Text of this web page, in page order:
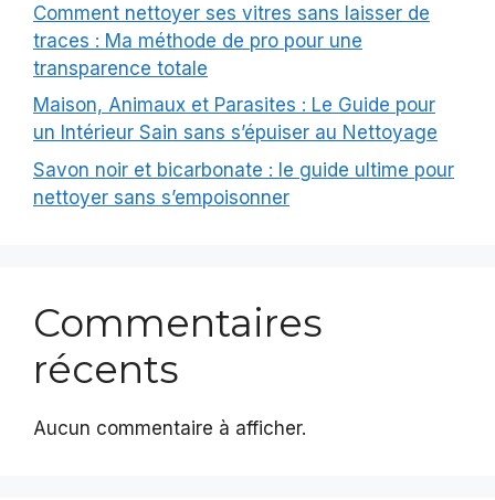
Comment nettoyer ses vitres sans laisser de
traces : Ma méthode de pro pour une
transparence totale
Maison, Animaux et Parasites : Le Guide pour
un Intérieur Sain sans s’épuiser au Nettoyage
Savon noir et bicarbonate : le guide ultime pour
nettoyer sans s’empoisonner
Commentaires
récents
Aucun commentaire à afficher.